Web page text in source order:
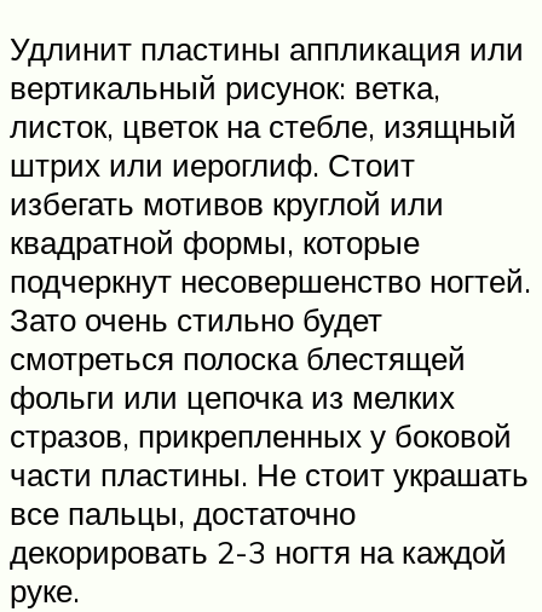
Удлинит пластины аппликация или
вертикальный рисунок: ветка,
листок, цветок на стебле, изящный
штрих или иероглиф. Стоит
избегать мотивов круглой или
квадратной формы, которые
подчеркнут несовершенство ногтей.
Зато очень стильно будет
смотреться полоска блестящей
фольги или цепочка из мелких
стразов, прикрепленных у боковой
части пластины. Не стоит украшать
все пальцы, достаточно
декорировать 2-3 ногтя на каждой
руке.